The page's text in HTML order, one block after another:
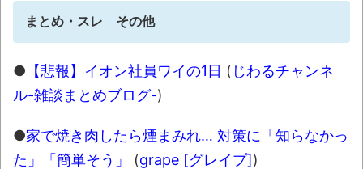
まとめ・スレ その他
● 【悲報】イオン社員ワイの1日 ( じわるチャンネ
ル-雑談まとめブログ-)
●家で焼き肉したら煙まみれ… 対策に「知らなかっ
た」「簡単そう」
(grape [グレイプ])